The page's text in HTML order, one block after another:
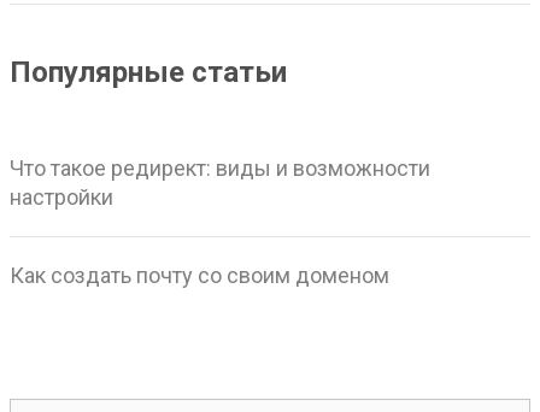
Популярные статьи
Что такое редирект: виды и возможности
настройки
Как создать почту со своим доменом